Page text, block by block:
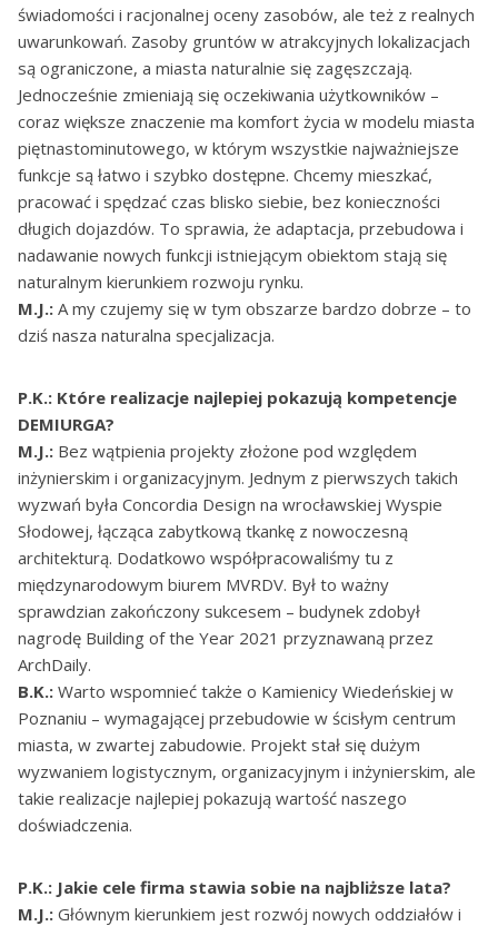
świadomości i racjonalnej oceny zasobów, ale też z realnych
uwarunkowań. Zasoby gruntów w atrakcyjnych lokalizacjach
są ograniczone, a miasta naturalnie się zagęszczają.
Jednocześnie zmieniają się oczekiwania użytkowników –
coraz większe znaczenie ma komfort życia w modelu miasta
piętnastominutowego, w którym wszystkie najważniejsze
funkcje są łatwo i szybko dostępne. Chcemy mieszkać,
pracować i spędzać czas blisko siebie, bez konieczności
długich dojazdów. To sprawia, że adaptacja, przebudowa i
nadawanie nowych funkcji istniejącym obiektom stają się
naturalnym kierunkiem rozwoju rynku.
M.J.: A my czujemy się w tym obszarze bardzo dobrze – to
dziś nasza naturalna specjalizacja.
P.K.: Które realizacje najlepiej pokazują kompetencje
DEMIURGA?
M.J.: Bez wątpienia projekty złożone pod względem
inżynierskim i organizacyjnym. Jednym z pierwszych takich
wyzwań była Concordia Design na wrocławskiej Wyspie
Słodowej, łącząca zabytkową tkankę z nowoczesną
architekturą. Dodatkowo współpracowaliśmy tu z
międzynarodowym biurem MVRDV. Był to ważny
sprawdzian zakończony sukcesem – budynek zdobył
nagrodę Building of the Year 2021 przyznawaną przez
ArchDaily.
B.K.: Warto wspomnieć także o Kamienicy Wiedeńskiej w
Poznaniu – wymagającej przebudowie w ścisłym centrum
miasta, w zwartej zabudowie. Projekt stał się dużym
wyzwaniem logistycznym, organizacyjnym i inżynierskim, ale
takie realizacje najlepiej pokazują wartość naszego
doświadczenia.
P.K.: Jakie cele firma stawia sobie na najbliższe lata?
M.J.: Głównym kierunkiem jest rozwój nowych oddziałów i